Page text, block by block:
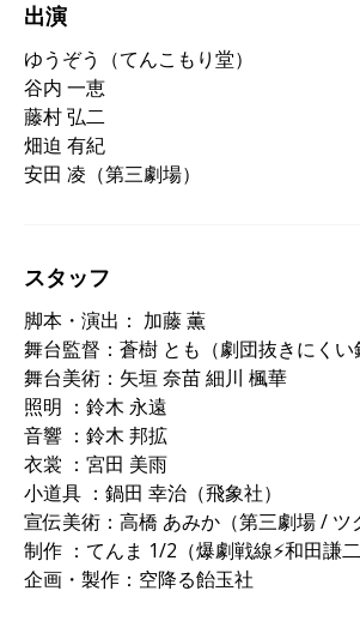
出演
ゆうぞう（てんこもり堂）
谷内 一恵
藤村 弘二
畑迫 有紀
安田 凌（第三劇場）
スタッフ
脚本・演出： 加藤 薫
舞台監督：蒼樹 とも（劇団抜きにくい
舞台美術：矢垣 奈苗 細川 楓華
照明 ：鈴木 永遠
音響 ：鈴木 邦拡
衣裳 ：宮田 美雨
小道具 ：鍋田 幸治（飛象社）
宣伝美術：高橋 あみか（第三劇場 / ツ
制作 ：てんま 1/2（爆劇戦線⚡和田謙
企画・製作：空降る飴玉社